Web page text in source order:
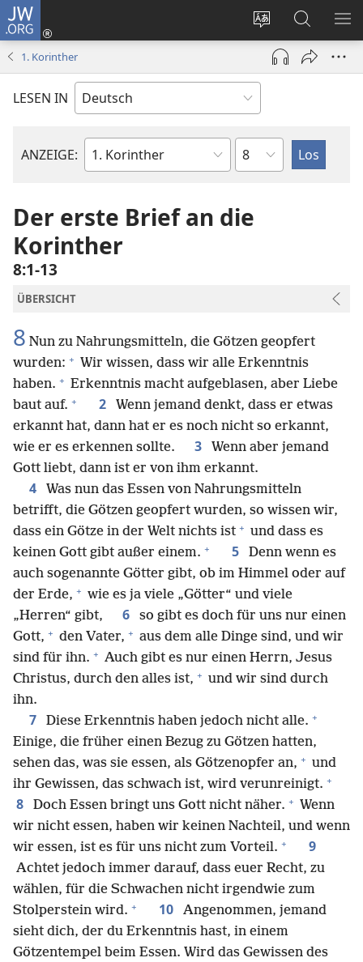
JW.ORG
Websitesprache
ändern
Anmelden
(öffnet
neues
Fenster)
Suche
1. Korinther
LESEN IN
ANZEIGE:
Bibelbuch
Kapitel
Der erste Brief an die
Korinther
8:1-13
ÜBERSICHT
8 Nun zu Nahrungsmitteln, die Götzen geopfert
wurden: + Wir wissen, dass wir alle Erkenntnis
haben. + Erkenntnis macht aufgeblasen, aber Liebe
baut auf. + 2
Wenn jemand denkt, dass er etwas
erkannt hat, dann hat er es noch nicht so erkannt,
wie er es erkennen sollte.
3
Wenn aber jemand
Gott liebt, dann ist er von ihm erkannt.
4
Was nun das Essen von Nahrungsmitteln
betrifft, die Götzen geopfert wurden, so wissen wir,
dass ein Götze in der Welt nichts ist + und dass es
keinen Gott gibt außer einem. + 5
Denn wenn es
auch sogenannte Götter gibt, ob im Himmel oder auf
der Erde, + wie es ja viele „Götter“ und viele
„Herren“ gibt,
6
so gibt es doch für uns nur einen
Gott, + den Vater, + aus dem alle Dinge sind, und wir
sind für ihn. + Auch gibt es nur einen Herrn, Jesus
Christus, durch den alles ist, + und wir sind durch
ihn.
7 Diese Erkenntnis haben jedoch nicht alle. +
Einige, die früher einen Bezug zu Götzen hatten,
sehen das, was sie essen, als Götzenopfer an, + und
ihr Gewissen, das schwach ist, wird verunreinigt. +
8 Doch Essen bringt uns Gott nicht näher. + Wenn
wir nicht essen, haben wir keinen Nachteil, und wenn
wir essen, ist es für uns nicht zum Vorteil. + 9
Achtet jedoch immer darauf, dass euer Recht, zu
wählen, für die Schwachen nicht irgendwie zum
Stolperstein wird. + 10
Angenommen, jemand
sieht dich, der du Erkenntnis hast, in einem
Götzentempel beim Essen. Wird das Gewissen des